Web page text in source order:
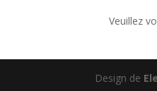
Veuillez
Design de